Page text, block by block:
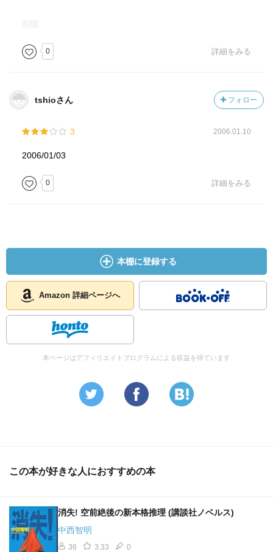
削除
0 詳細をみる
tshioさん フォロー
3 2006.01.10
2006/01/03
0 詳細をみる
本棚に登録する
Amazon 詳細ページへ
本ページはアフィリエイトプログラムによる収益を得ています
この本が好きな人におすすめの本
消失! 空前絶後の新本格推理 (講談社ノベルス)
中西智明
36 3.33 0